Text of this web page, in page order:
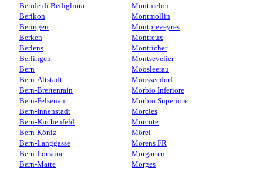
Beride di Bedigliora
Berikon
Beringen
Berken
Berlens
Berlingen
Bern
Bern-Altstadt
Bern-Breitenrain
Bern-Felsenau
Bern-Innenstadt
Bern-Kirchenfeld
Bern-Köniz
Bern-Länggasse
Bern-Lorraine
Bern-Matte
Montmelon
Montmollin
Montpreveyres
Montreux
Montricher
Montsevelier
Moosleerau
Moosseedorf
Morbio Inferiore
Morbio Superiore
Morcles
Morcote
Mörel
Morens FR
Morgarten
Morges